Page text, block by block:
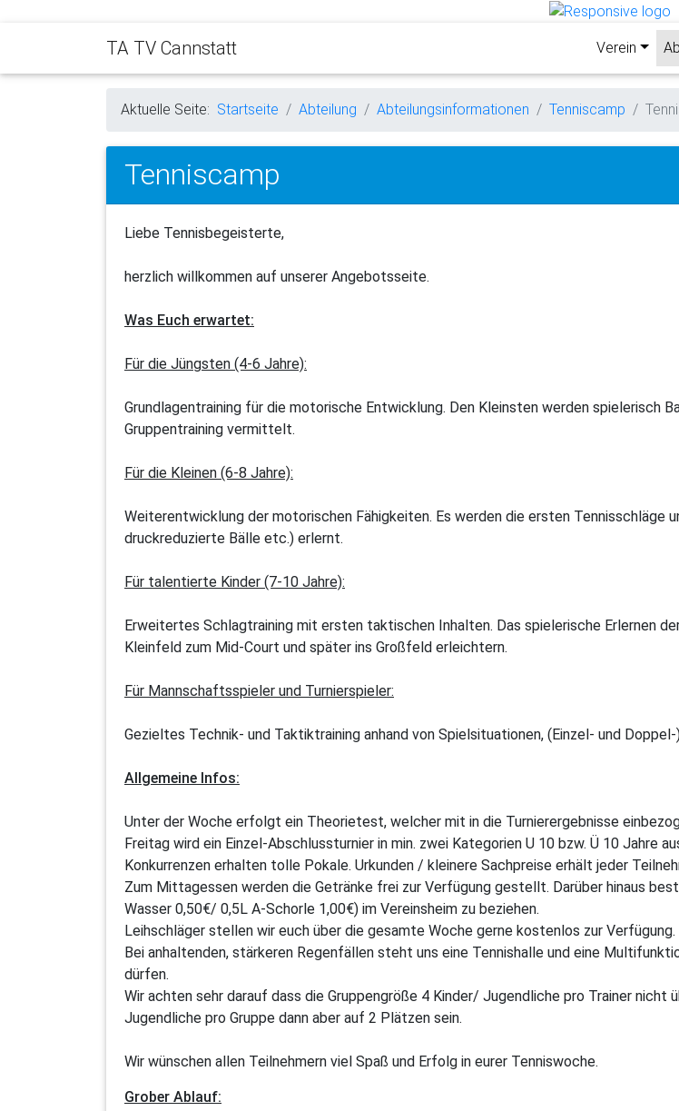
TA TV Cannstatt Verein
Aktuelle Seite: Startseite Abteilung Abteilungsinformationen Tenniscamp
Tenniscamp
Liebe Tennisbegeisterte,
herzlich willkommen auf unserer Angebotsseite.
Was Euch erwartet:
Für die Jüngsten (4-6 Jahre):
Grundlagentraining für die motorische Entwicklung. Den Kleinsten werden spielerisch
Gruppentraining vermittelt.
Für die Kleinen (6-8 Jahre):
Weiterentwicklung der motorischen Fähigkeiten. Es werden die ersten Tennisschläge
druckreduzierte Bälle etc.) erlernt.
Für talentierte Kinder (7-10 Jahre):
Erweitertes Schlagtraining mit ersten taktischen Inhalten. Das spielerische Erlernen
Kleinfeld zum Mid-Court und später ins Großfeld erleichtern.
Für Mannschaftsspieler und Turnierspieler:
Gezieltes Technik- und Taktiktraining anhand von Spielsituationen, (Einzel- und
Allgemeine Infos:
Unter der Woche erfolgt ein Theorietest, welcher mit in die Turnierergebnisse
Freitag wird ein Einzel-Abschlussturnier in min. zwei Kategorien U 10 bzw. Ü 10 Jahre
Konkurrenzen erhalten tolle Pokale. Urkunden / kleinere Sachpreise erhält jeder
Zum Mittagessen werden die Getränke frei zur Verfügung gestellt. Darüber hinaus
Wasser 0,50€/ 0,5L A-Schorle 1,00€) im Vereinsheim zu beziehen.
Leihschläger stellen wir euch über die gesamte Woche gerne kostenlos zur Verfügung.
Bei anhaltenden, stärkeren Regenfällen steht uns eine Tennishalle und eine
dürfen.
Wir achten sehr darauf dass die Gruppengröße 4 Kinder/ Jugendliche pro Trainer
Jugendliche pro Gruppe dann aber auf 2 Plätzen sein.
Wir wünschen allen Teilnehmern viel Spaß und Erfolg in eurer Tenniswoche.
Grober Ablauf: